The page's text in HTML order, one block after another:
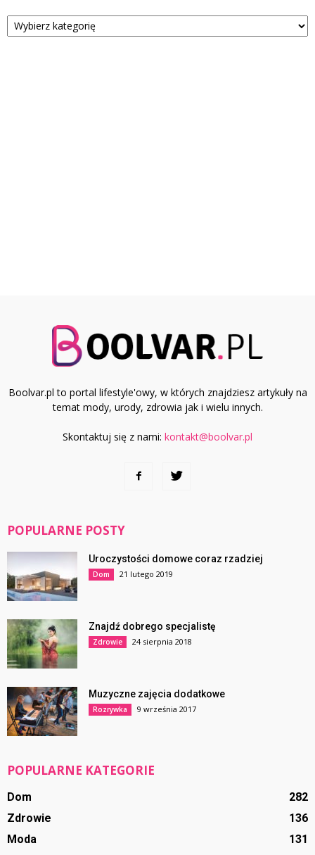
Kategorie
Boolvar.pl to portal lifestyle'owy, w których znajdziesz artykuły na
temat mody, urody, zdrowia jak i wielu innych.
Skontaktuj się z nami: kontakt@boolvar.pl
POPULARNE POSTY
Uroczystości domowe coraz rzadziej
Dom 21 lutego 2019
Znajdź dobrego specjalistę
Zdrowie 24 sierpnia 2018
Muzyczne zajęcia dodatkowe
Rozrywka 9 września 2017
POPULARNE KATEGORIE
Dom
282
Zdrowie
136
Moda
131